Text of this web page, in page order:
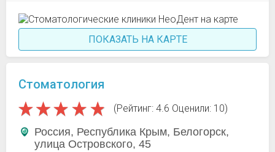
ПОКАЗАТЬ НА КАРТЕ
Стоматология
(Рейтинг: 4.6 Оценили: 10)
Россия, Республика Крым, Белогорск,
улица Островского, 45